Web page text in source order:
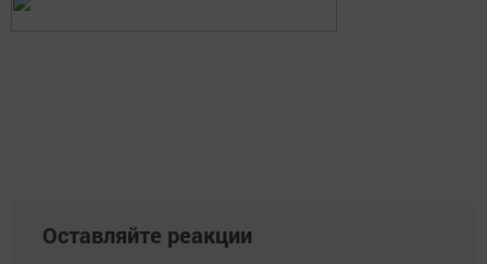
Оставляйте реакции